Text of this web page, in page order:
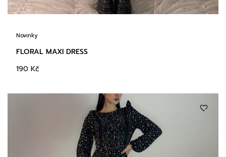
Novinky
FLORAL MAXI DRESS
190 Kč